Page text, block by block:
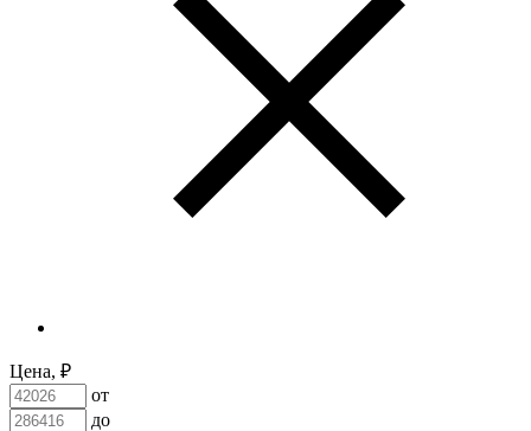
Цена, ₽
от
до